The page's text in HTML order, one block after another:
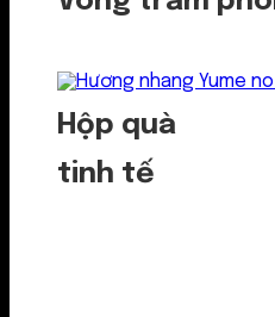
Hộp quà
tinh tế